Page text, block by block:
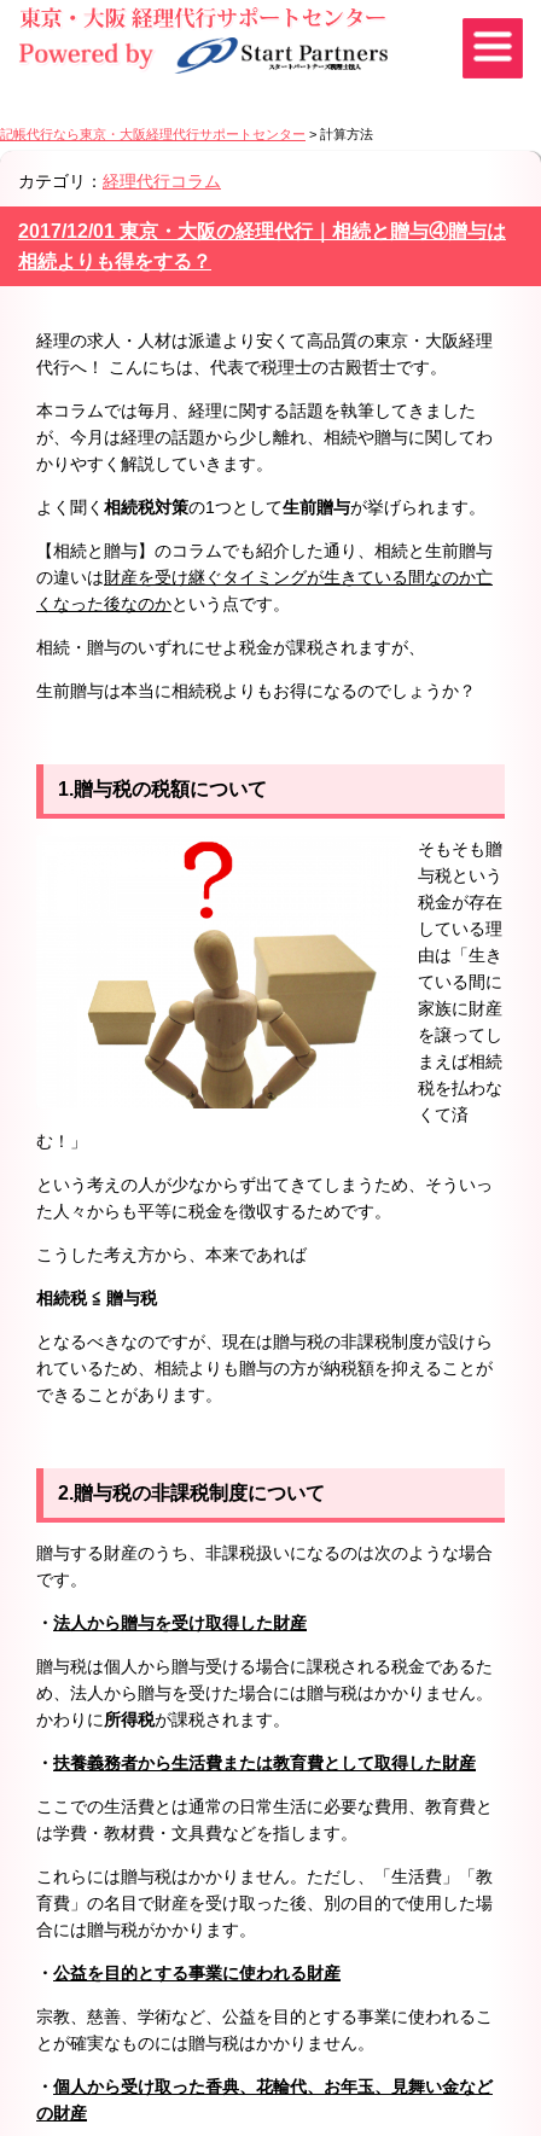
記帳代行なら東京・大阪経理代行サポートセンター > 計算方法
カテゴリ： 経理代行コラム
2017/12/01 東京・大阪の経理代行｜相続と贈与④贈与は
相続よりも得をする？
経理の求人・人材は派遣より安くて高品質の東京・大阪経理
代行へ！ こんにちは、代表で税理士の古殿哲士です。
本コラムでは毎月、経理に関する話題を執筆してきました
が、今月は経理の話題から少し離れ、相続や贈与に関してわ
かりやすく解説していきます。
よく聞く 相続税対策の1つとして生前贈与が挙げられます。
【相続と贈与】のコラムでも紹介した通り、相続と生前贈与
の違いは財産を受け継ぐタイミングが生きている間なのか亡
くなった後なのかという点です。
相続・贈与のいずれにせよ税金が課税されますが、
生前贈与は本当に相続税よりもお得になるのでしょうか？
1.贈与税の税額について
そもそも贈
与税という
税金が存在
している理
由は「生き
ている間に
家族に財産
を譲ってし
まえば相続
税を払わな
くて済
む！」
という考えの人が少なからず出てきてしまうため、そういっ
た人々からも平等に税金を徴収するためです。
こうした考え方から、本来であれば
相続税 ≦ 贈与税
となるべきなのですが、現在は贈与税の非課税制度が設けら
れているため、相続よりも贈与の方が納税額を抑えることが
できることがあります。
2.贈与税の非課税制度について
贈与する財産のうち、非課税扱いになるのは次のような場合
です。
・ 法人から贈与を受け取得した財産
贈与税は個人から贈与受ける場合に課税される税金であるた
め、法人から贈与を受けた場合には贈与税はかかりません。
かわりに所得税が課税されます。
・ 扶養義務者から生活費または教育費として取得した財産
ここでの生活費とは通常の日常生活に必要な費用、教育費と
は学費・教材費・文具費などを指します。
これらには贈与税はかかりません。ただし、「生活費」「教
育費」の名目で財産を受け取った後、別の目的で使用した場
合には贈与税がかかります。
・ 公益を目的とする事業に使われる財産
宗教、慈善、学術など、公益を目的とする事業に使われるこ
とが確実なものには贈与税はかかりません。
・ 個人から受け取った香典、花輪代、お年玉、見舞い金など
の財産